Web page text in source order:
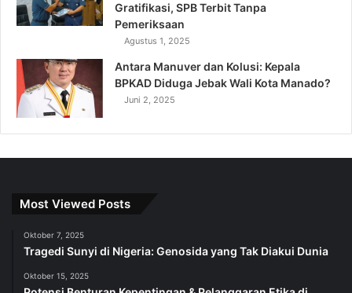
Gratifikasi, SPB Terbit Tanpa
Pemeriksaan
Agustus 1, 2025
Antara Manuver dan Kolusi: Kepala
BPKAD Diduga Jebak Wali Kota Manado?
Juni 2, 2025
Most Viewed Posts
Oktober 7, 2025
Tragedi Sunyi di Nigeria: Genosida yang Tak Diakui Dunia
Oktober 15, 2025